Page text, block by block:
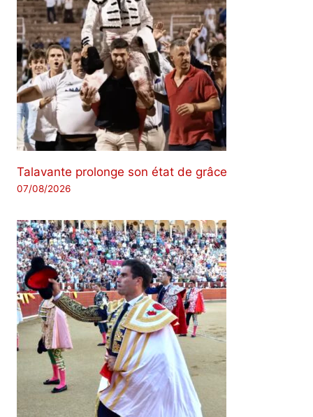
Talavante prolonge son état de grâce
07/08/2026